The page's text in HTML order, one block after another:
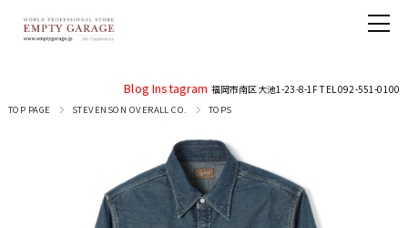
Blog Instagram 福岡市南区大池1-23-8-1F TEL 092-551-0100
TOP PAGE STEVENSON OVERALL CO. TOPS